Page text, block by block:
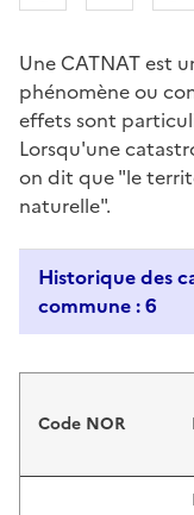
Une CATNAT est
phénomène ou
effets sont
Lorsqu'une
on dit que "le
naturelle".
Historique des
commune : 6
Code NOR